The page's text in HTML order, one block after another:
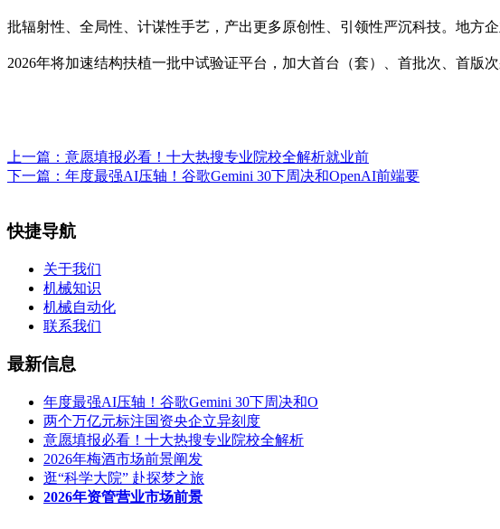
批辐射性、全局性、计谋性手艺，产出更多原创性、引领性严沉科技。地方
2026年将加速结构扶植一批中试验证平台，加大首台（套）、首批次、首版
上一篇： 意愿填报必看！十大热搜专业院校全解析就业前
下一篇： 年度最强AI压轴！谷歌Gemini 30下周决和OpenAI前端要
快捷导航
关于我们
机械知识
机械自动化
联系我们
最新信息
年度最强AI压轴！谷歌Gemini 30下周决和O
两个万亿元标注国资央企立异刻度
意愿填报必看！十大热搜专业院校全解析
2026年梅酒市场前景阐发
逛“科学大院” 赴探梦之旅
2026年资管营业市场前景